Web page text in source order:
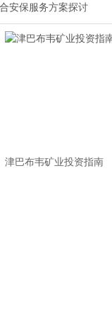
安保服务方案探讨
津巴布韦矿业投资指南